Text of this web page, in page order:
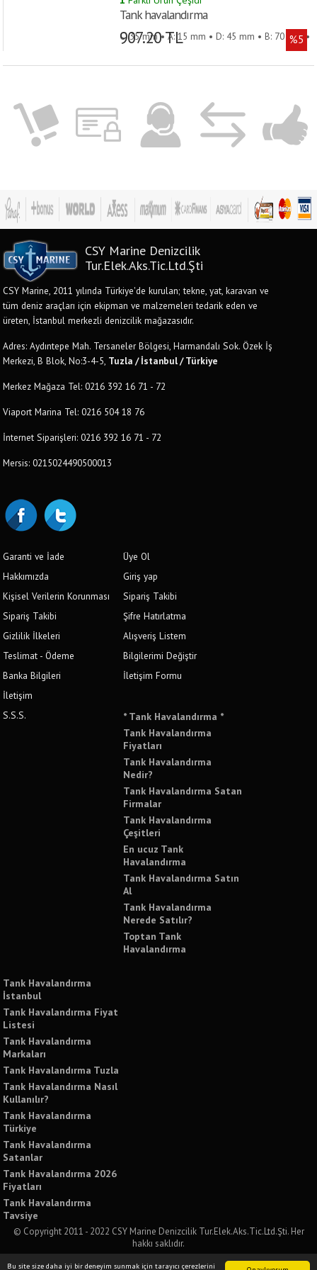
Bu site size daha iyi bir deneyim sunmak için tarayıcı çerezlerini
Tank havalandırma
C: 35 mm • A: 15 mm • D: 45 mm • B: 70 mm •
907.20 TL %5
CSY Marine Denizcilik
Tur.Elek.Aks.Tic.Ltd.Şti
CSY Marine, 2011 yılında Türkiye'de kurulan; tekne, yat, karavan ve
tüm deniz araçları için ekipman ve malzemeleri tedarik eden ve
üreten, İstanbul merkezli denizcilik mağazasıdır.
Adres: Aydıntepe Mah. Tersaneler Bölgesi, Harmandalı Sok. Özek İş
Merkezi, B Blok, No:3-4-5, Tuzla / İstanbul / Türkiye
Merkez Mağaza Tel: 0216 392 16 71 - 72
Viaport Marina Tel: 0216 504 18 76
İnternet Siparişleri: 0216 392 16 71 - 72
Mersis: 0215024490500013
Garanti ve İade
Hakkımızda
Kişisel Verilerin Korunması
Sipariş Takibi
Gizlilik İlkeleri
Teslimat - Ödeme
Banka Bilgileri
İletişim
S.S.S.
Üye Ol
Giriş yap
Sipariş Takibi
Şifre Hatırlatma
Alışveriş Listem
Bilgilerimi Değiştir
İletişim Formu
* Tank Havalandırma *
Tank Havalandırma
Fiyatları
Tank Havalandırma
Nedir?
Tank Havalandırma Satan
Firmalar
Tank Havalandırma
Çeşitleri
En ucuz Tank
Havalandırma
Tank Havalandırma Satın
Al
Tank Havalandırma
Nerede Satılır?
Toptan Tank
Havalandırma
Tank Havalandırma
İstanbul
Tank Havalandırma Fiyat
Listesi
Tank Havalandırma
Markaları
Tank Havalandırma Tuzla
Tank Havalandırma Nasıl
Kullanılır?
Tank Havalandırma
Türkiye
Tank Havalandırma
Satanlar
Tank Havalandırma 2026
Fiyatları
Tank Havalandırma
Tavsiye
© Copyright 2011 - 2022 CSY Marine Denizcilik Tur.Elek.Aks.Tic.Ltd.Şti. Her
hakkı saklıdır.
Bu sitede yer alan tüm yazılı ve görsel içeriklerin izinsiz kullanımı ve paylaşımı